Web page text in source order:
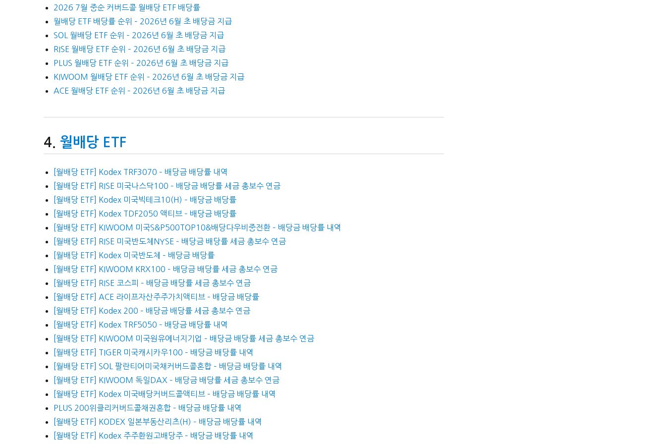
2026 7월 중순 커버드콜 월배당 ETF 배당률
월배당 ETF 배당률 순위 – 2026년 6월 초 배당금 지급
SOL 월배당 ETF 순위 – 2026년 6월 초 배당금 지급
RISE 월배당 ETF 순위 – 2026년 6월 초 배당금 지급
PLUS 월배당 ETF 순위 – 2026년 6월 초 배당금 지급
KIWOOM 월배당 ETF 순위 – 2026년 6월 초 배당금 지급
ACE 월배당 ETF 순위 – 2026년 6월 초 배당금 지급
월배당 ETF
[월배당 ETF] Kodex TRF3070 – 배당금 배당률 내역
[월배당 ETF] RISE 미국나스닥100 – 배당금 배당률 세금 총보수 연금
[월배당 ETF] Kodex 미국빅테크10(H) – 배당금 배당률
[월배당 ETF] Kodex TDF2050 액티브 – 배당금 배당률
[월배당 ETF] KIWOOM 미국S&P500TOP10&배당다우비중전환 – 배당금 배당률 내역
[월배당 ETF] RISE 미국반도체NYSE – 배당금 배당률 세금 총보수 연금
[월배당 ETF] Kodex 미국반도체 – 배당금 배당률
[월배당 ETF] KIWOOM KRX100 – 배당금 배당률 세금 총보수 연금
[월배당 ETF] RISE 코스피 – 배당금 배당률 세금 총보수 연금
[월배당 ETF] ACE 라이프자산주주가치액티브 – 배당금 배당률
[월배당 ETF] Kodex 200 – 배당금 배당률 세금 총보수 연금
[월배당 ETF] Kodex TRF5050 – 배당금 배당률 내역
[월배당 ETF] KIWOOM 미국원유에너지기업 – 배당금 배당률 세금 총보수 연금
[월배당 ETF] TIGER 미국캐시카우100 – 배당금 배당률 내역
[월배당 ETF] SOL 팔란티어미국채커버드콜혼합 – 배당금 배당률 내역
[월배당 ETF] KIWOOM 독일DAX – 배당금 배당률 세금 총보수 연금
[월배당 ETF] Kodex 미국배당커버드콜액티브 – 배당금 배당률 내역
PLUS 200위클리커버드콜채권혼합 – 배당금 배당률 내역
[월배당 ETF] KODEX 일본부동산리츠(H) – 배당금 배당률 내역
[월배당 ETF] Kodex 주주환원고배당주 – 배당금 배당률 내역